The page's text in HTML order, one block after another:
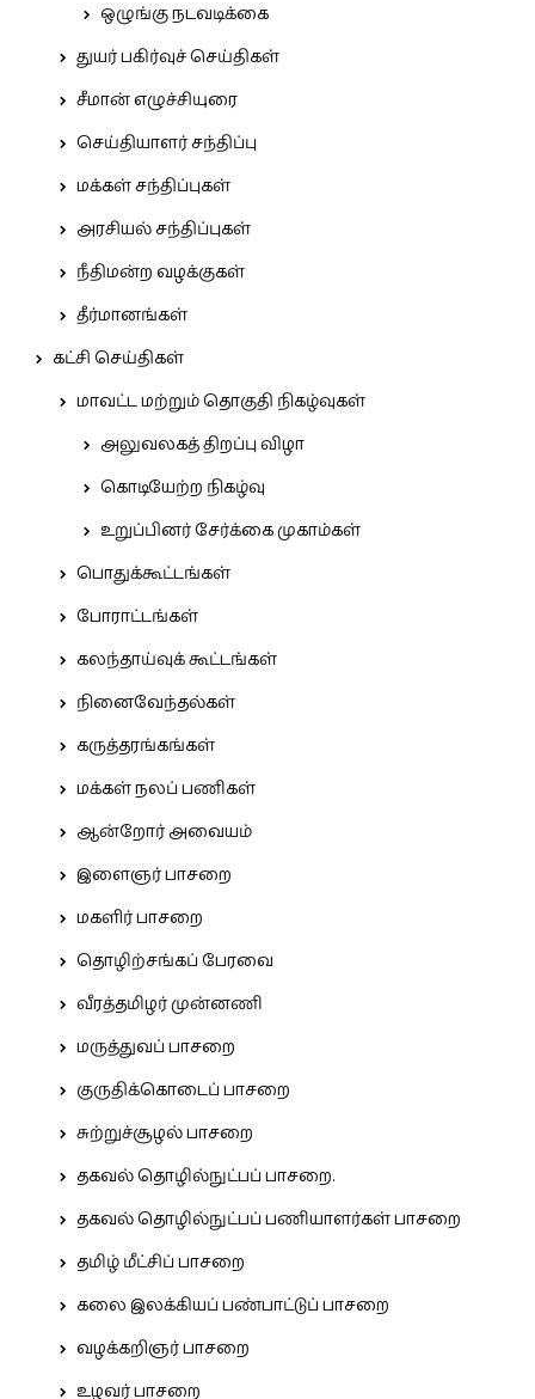
ஒழுங்கு நடவடிக்கை
துயர் பகிர்வுச் செய்திகள்
சீமான் எழுச்சியுரை
செய்தியாளர் சந்திப்பு
மக்கள் சந்திப்புகள்
அரசியல் சந்திப்புகள்
நீதிமன்ற வழக்குகள்
தீர்மானங்கள்
கட்சி செய்திகள்
மாவட்ட மற்றும் தொகுதி நிகழ்வுகள்
அலுவலகத் திறப்பு விழா
கொடியேற்ற நிகழ்வு
உறுப்பினர் சேர்க்கை முகாம்கள்
பொதுக்கூட்டங்கள்
போராட்டங்கள்
கலந்தாய்வுக் கூட்டங்கள்
நினைவேந்தல்கள்
கருத்தரங்கங்கள்
மக்கள் நலப் பணிகள்
ஆன்றோர் அவையம்
இளைஞர் பாசறை
மகளிர் பாசறை
தொழிற்சங்கப் பேரவை
வீரத்தமிழர் முன்னணி
மருத்துவப் பாசறை
குருதிக்கொடைப் பாசறை
சுற்றுச்சூழல் பாசறை
தகவல் தொழில்நுட்பப் பாசறை.
தகவல் தொழில்நுட்பப் பணியாளர்கள் பாசறை
தமிழ் மீட்சிப் பாசறை
கலை இலக்கியப் பண்பாட்டுப் பாசறை
வழக்கறிஞர் பாசறை
உழவர் பாசறை